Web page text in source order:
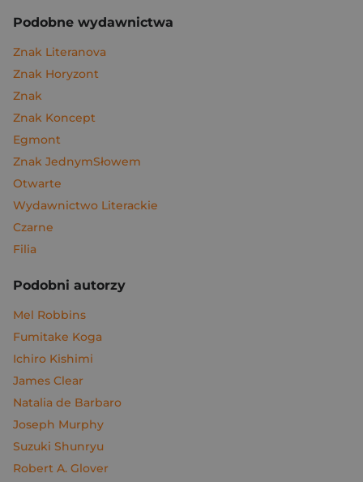
Podobne wydawnictwa
Znak Literanova
Znak Horyzont
Znak
Znak Koncept
Egmont
Znak JednymSłowem
Otwarte
Wydawnictwo Literackie
Czarne
Filia
Podobni autorzy
Mel Robbins
Fumitake Koga
Ichiro Kishimi
James Clear
Natalia de Barbaro
Joseph Murphy
Suzuki Shunryu
Robert A. Glover